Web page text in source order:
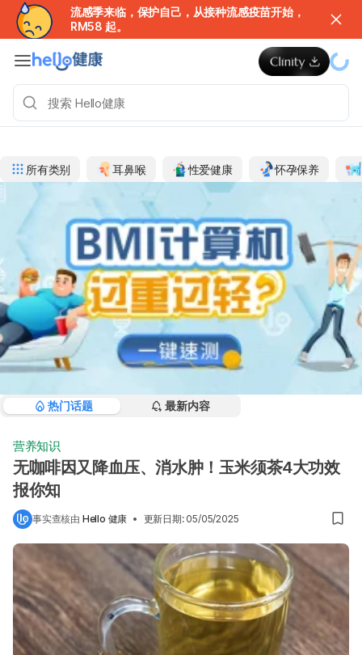
流感季来临，保护自己，从接种流感疫苗开始，
RM58 起。
所有类别 耳鼻喉 性爱健康 怀孕保养
热门话题 最新内容
营养知识
无咖啡因又降血压、消水肿！玉米须茶4大功效
报你知
事实查核由 Hello 健康 • 更新日期: 05/05/2025